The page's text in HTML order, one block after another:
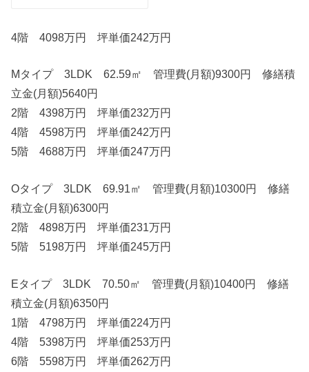
4階 4098万円 坪単価242万円
Mタイプ 3LDK 62.59㎡ 管理費(月額)9300円 修繕積
立金(月額)5640円
2階 4398万円 坪単価232万円
4階 4598万円 坪単価242万円
5階 4688万円 坪単価247万円
Oタイプ 3LDK 69.91㎡ 管理費(月額)10300円 修繕
積立金(月額)6300円
2階 4898万円 坪単価231万円
5階 5198万円 坪単価245万円
Eタイプ 3LDK 70.50㎡ 管理費(月額)10400円 修繕
積立金(月額)6350円
1階 4798万円 坪単価224万円
4階 5398万円 坪単価253万円
6階 5598万円 坪単価262万円